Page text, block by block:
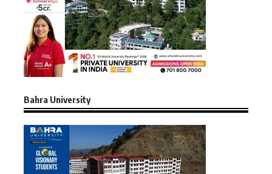
Bahra University